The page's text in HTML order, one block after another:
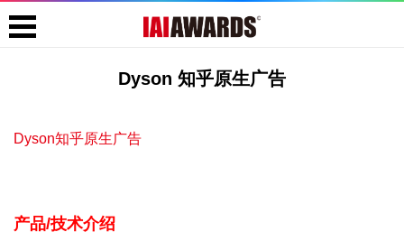
Dyson 知乎原生广告
Dyson知乎原生广告
产品/技术介绍